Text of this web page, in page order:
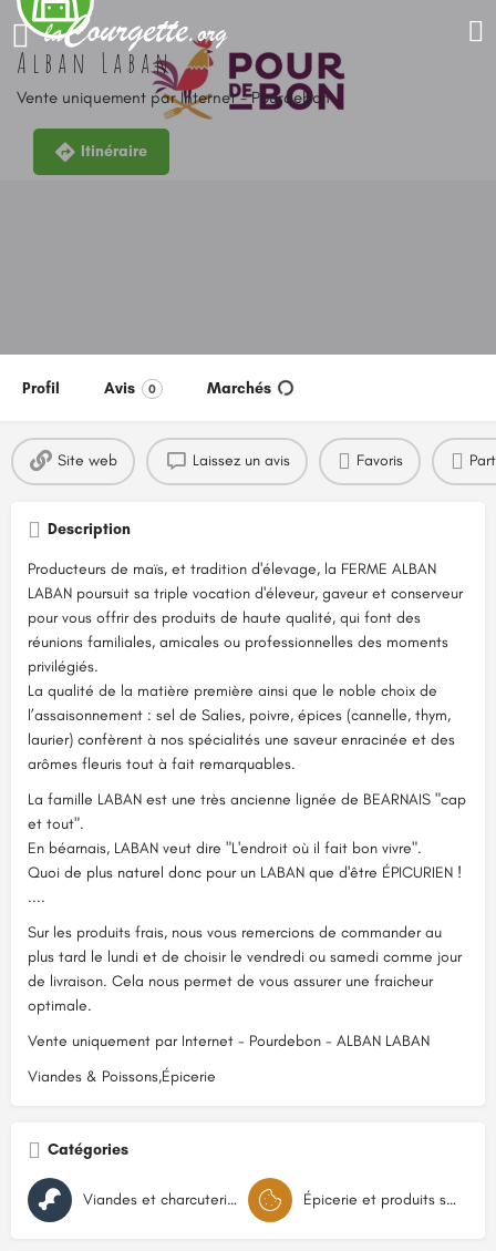
Alban Laban
Vente uniquement par Internet - Pourdebon
Itinéraire
Profil Avis 0 Marchés
Site web Laissez un avis Favoris
Description
Producteurs de maïs, et tradition d'élevage, la FERME ALBAN
LABAN poursuit sa triple vocation d'éleveur, gaveur et conserveur
pour vous offrir des produits de haute qualité, qui font des
réunions familiales, amicales ou professionnelles des moments
privilégiés.
La qualité de la matière première ainsi que le noble choix de
l’assaisonnement : sel de Salies, poivre, épices (cannelle, thym,
laurier) confèrent à nos spécialités une saveur enracinée et des
arômes fleuris tout à fait remarquables.
La famille LABAN est une très ancienne lignée de BEARNAIS "cap
et tout".
En béarnais, LABAN veut dire "L'endroit où il fait bon vivre".
Quoi de plus naturel donc pour un LABAN que d'être ÉPICURIEN !
....
Sur les produits frais, nous vous remercions de commander au
plus tard le lundi et de choisir le vendredi ou samedi comme jour
de livraison. Cela nous permet de vous assurer une fraicheur
optimale.
Vente uniquement par Internet - Pourdebon - ALBAN LABAN
Viandes & Poissons,Épicerie
Catégories
Viandes et charcuteries Épicerie et produits secs